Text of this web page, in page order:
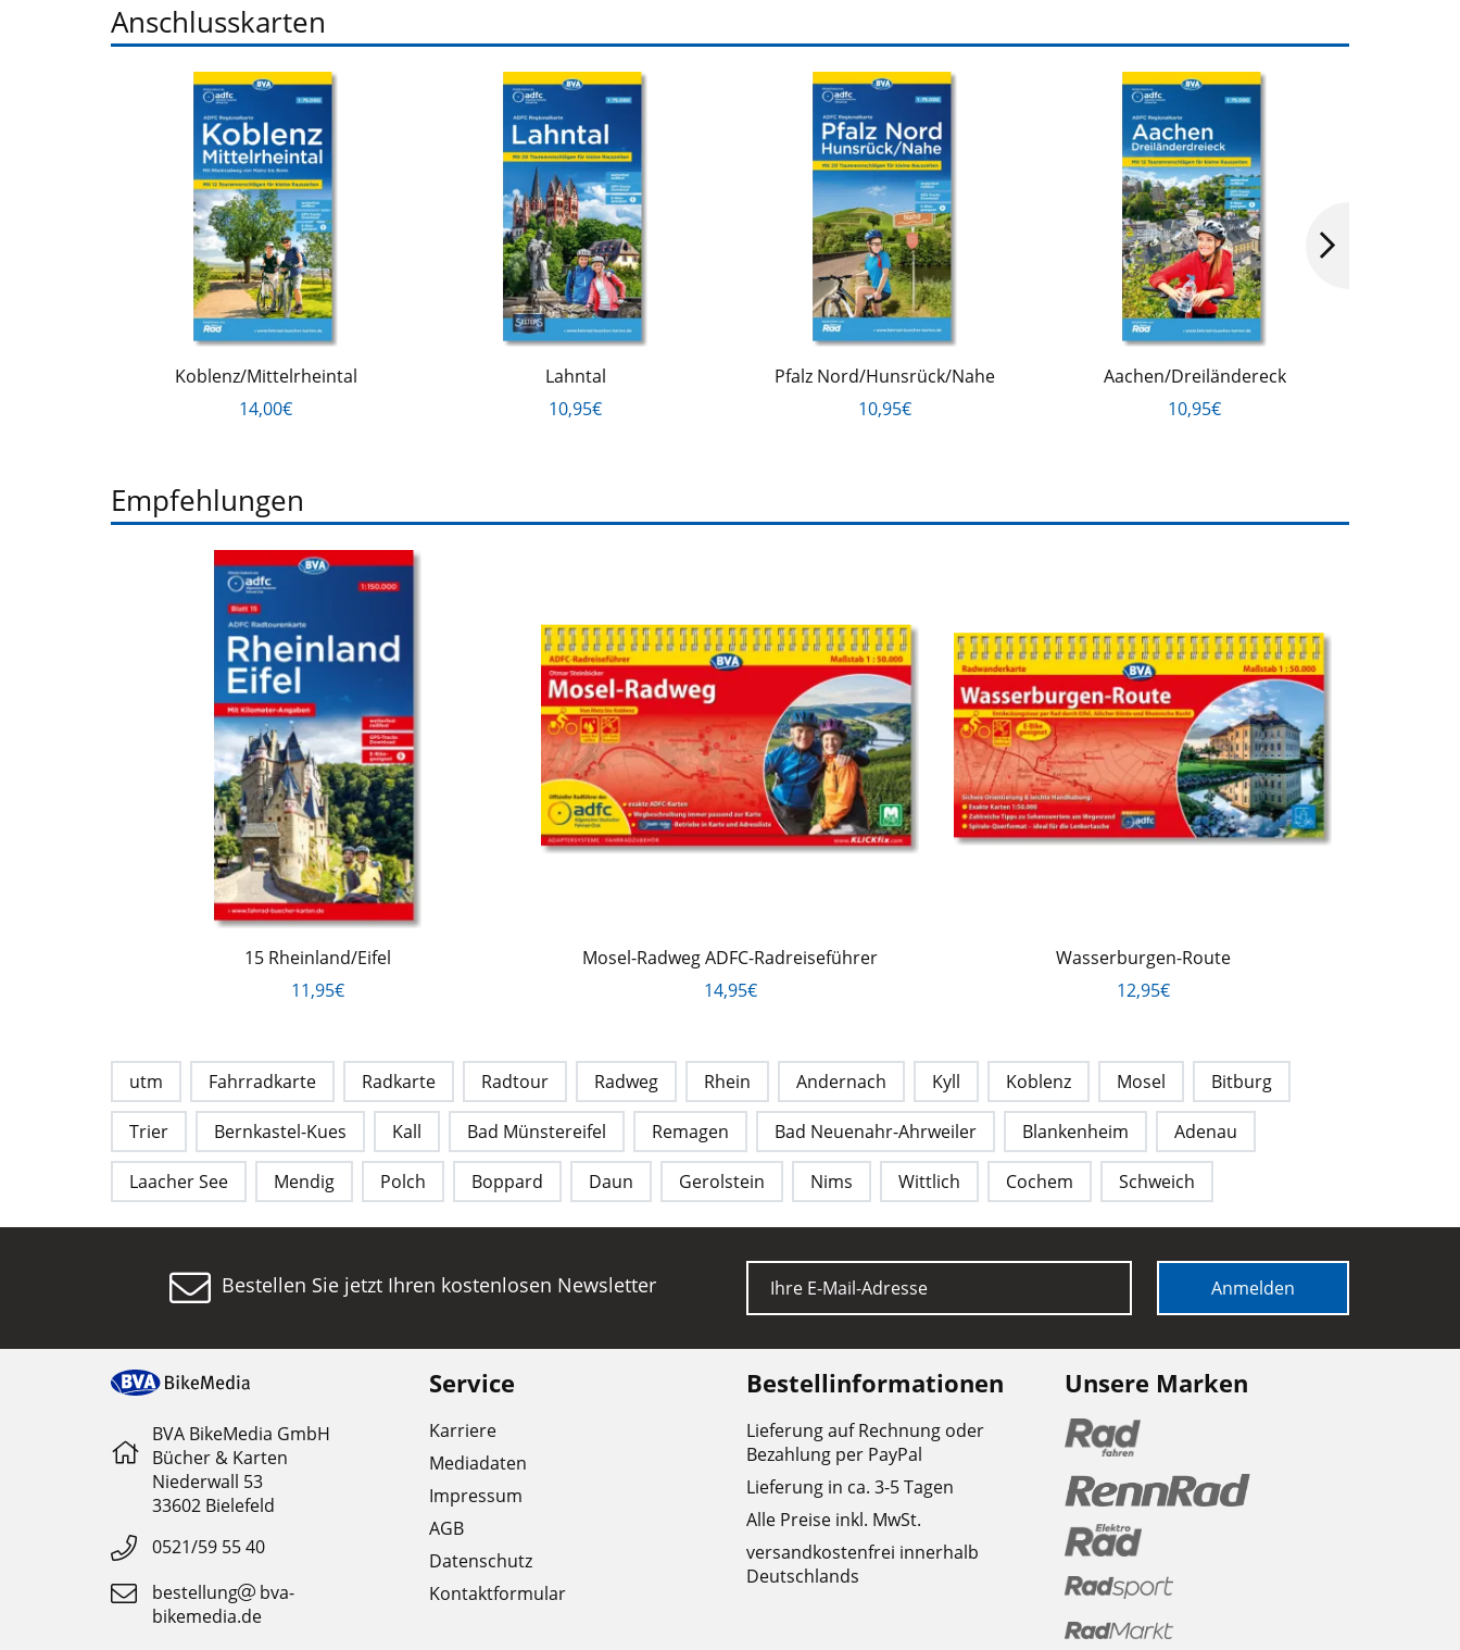
Anschlusskarten
Koblenz/Mittelrheintal
14,00€
Lahntal
10,95€
Pfalz Nord/Hunsrück/Nahe
10,95€
Aachen/Dreiländereck
10,95€
Empfehlungen
15 Rheinland/Eifel
11,95€
Mosel-Radweg ADFC-Radreiseführer
14,95€
Wasserburgen-Route
12,95€
utm Fahrradkarte Radkarte Radtour Radweg Rhein Andernach Kyll Koblenz Mosel Bitburg
Trier Bernkastel-Kues Kall Bad Münstereifel Remagen Bad Neuenahr-Ahrweiler Blankenheim Adenau
Laacher See Mendig Polch Boppard Daun Gerolstein Nims Wittlich Cochem Schweich
Bestellen Sie jetzt Ihren kostenlosen Newsletter E-Mail Anmelden
BVA BikeMedia GmbH
Bücher & Karten
Niederwall 53
33602 Bielefeld
0521/59 55 40
bestellung
bva-
bikemedia.de
Service
Karriere
Mediadaten
Impressum
AGB
Datenschutz
Kontaktformular
Bestellinformationen
Lieferung auf Rechnung oder
Bezahlung per PayPal
Lieferung in ca. 3-5 Tagen
Alle Preise inkl. MwSt.
versandkostenfrei innerhalb
Deutschlands
Unsere Marken